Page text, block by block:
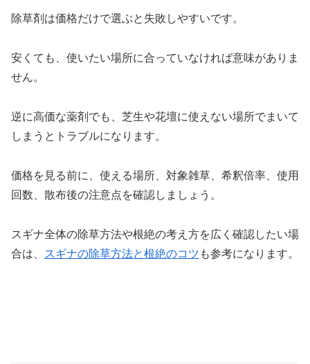
除草剤は価格だけで選ぶと失敗しやすいです。
安くても、使いたい場所に合っていなければ意味がありま
せん。
逆に高価な薬剤でも、芝生や花壇に使えない場所でまいて
しまうとトラブルになります。
価格を見る前に、使える場所、対象雑草、希釈倍率、使用
回数、散布後の注意点を確認しましょう。
スギナ全体の除草方法や根絶の考え方を広く確認したい場
合は、
スギナの除草方法と根絶のコツ も参考になります。